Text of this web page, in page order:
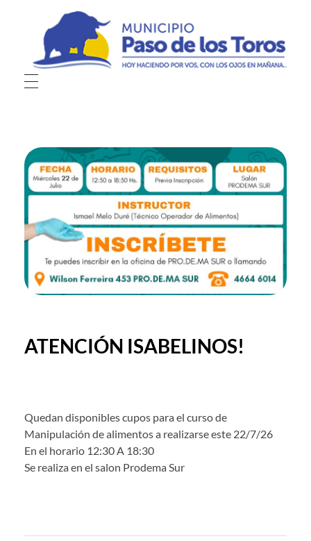
Municipio de Paso de los Toros
Hoy haciendo para vos, con los ojos en mañana
ATENCIÓN ISABELINOS!
Quedan disponibles cupos para el curso de
Manipulación de alimentos a realizarse este 22/7/26
En el horario 12:30 A 18:30
Se realiza en el salon Prodema Sur